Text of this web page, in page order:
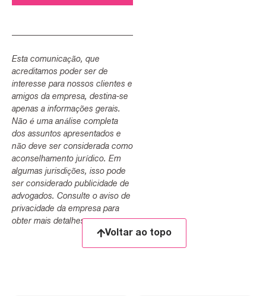
Esta comunicação, que
acreditamos poder ser de
interesse para nossos clientes e
amigos da empresa, destina-se
apenas a informações gerais.
Não é uma análise completa
dos assuntos apresentados e
não deve ser considerada como
aconselhamento jurídico. Em
algumas jurisdições, isso pode
ser considerado publicidade de
advogados. Consulte o aviso de
privacidade da empresa para
obter mais detalhes.
Voltar ao topo